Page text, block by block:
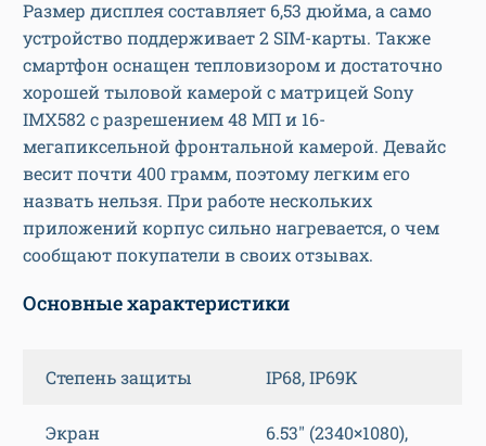
Размер дисплея составляет 6,53 дюйма, а само
устройство поддерживает 2 SIM-карты. Также
смартфон оснащен тепловизором и достаточно
хорошей тыловой камерой с матрицей Sony
IMX582 с разрешением 48 МП и 16-
мегапиксельной фронтальной камерой. Девайс
весит почти 400 грамм, поэтому легким его
назвать нельзя. При работе нескольких
приложений корпус сильно нагревается, о чем
сообщают покупатели в своих отзывах.
Основные характеристики
Степень защиты IP68, IP69K
Экран
6.53″ (2340×1080),